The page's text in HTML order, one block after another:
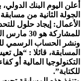
أعلن اليوم البنك
الجولة الثانية من
الأعمال: إيجاد حلول
للمشاركة هو 30 مارس الجارى.
ونشر الحساب الرسمي
المسابقة، قائلا : “هل
التكنولوجيا المالية
للكتابة”.